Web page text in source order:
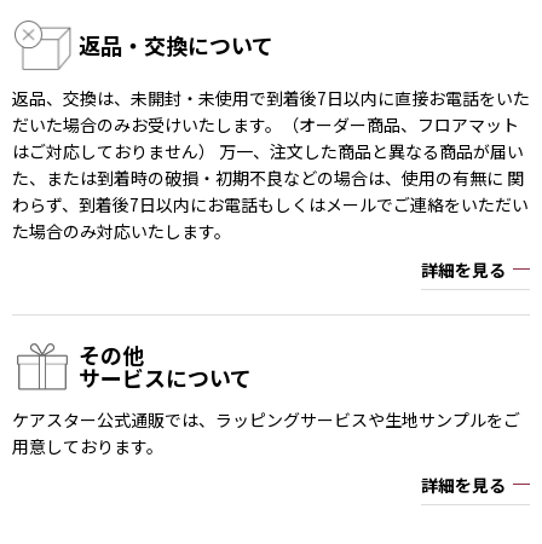
返品・交換について
返品、交換は、未開封・未使用で到着後7日以内に直接お電話をいた
だいた場合のみお受けいたします。（オーダー商品、フロアマット
はご対応しておりません） 万一、注文した商品と異なる商品が届い
た、または到着時の破損・初期不良などの場合は、使用の有無に 関
わらず、到着後7日以内にお電話もしくはメールでご連絡をいただい
た場合のみ対応いたします。
詳細を見る
その他
サービスについて
ケアスター公式通販では、ラッピングサービスや生地サンプルをご
用意しております。
詳細を見る